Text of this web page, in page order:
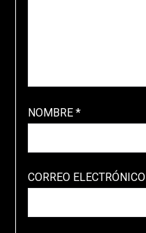
NOMBRE *
CORREO ELECTRÓNICO